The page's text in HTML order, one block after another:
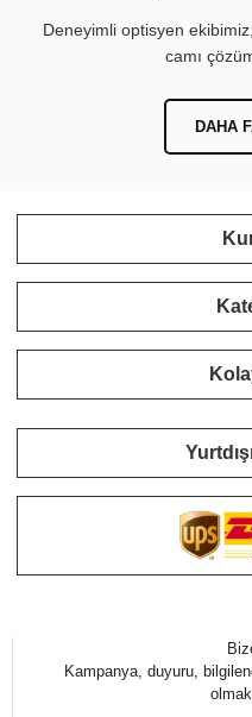
Deneyimli optisyen
camı
DAHA
Kampanya, duyuru,